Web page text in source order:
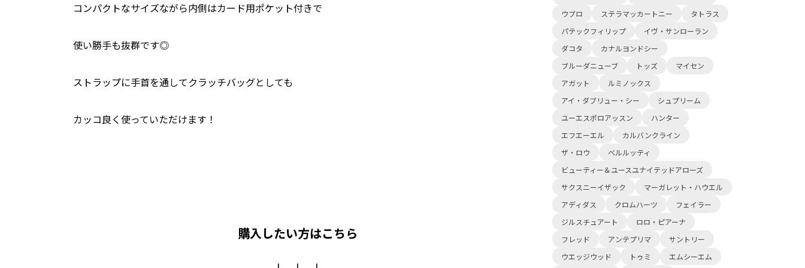
コンパクトなサイズながら内側はカード用ポケット付きで
使い勝手も抜群です◎
ストラップに手首を通してクラッチバッグとしても
カッコ良く使っていただけます！
購入したい方はこちら
ウブロ
ステラマッカートニー
タトラス
パテックフィリップ
イヴ・サンローラン
ダコタ
カナルヨンドシー
ブルーダニューブ
トッズ
マイセン
アガット
ルミノックス
アイ・ダブリュー・シー
シュプリーム
ユーエスポロアッスン
ハンター
エフエーエル
カルバンクライン
ザ・ロウ
ベルルッティ
ビューティー＆ユースユナイテッドアローズ
サクスニーイザック
マーガレット・ハウエル
アディダス
クロムハーツ
フェイラー
ジルスチュアート
ロロ・ピアーナ
フレッド
アンテプリマ
サントリー
ウエッジウッド
トゥミ エムシーエム